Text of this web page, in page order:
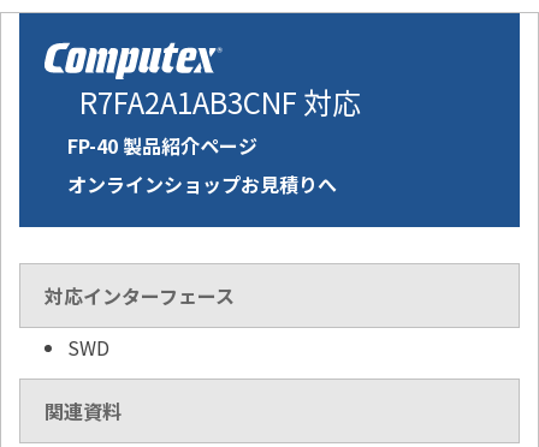
R7FA2A1AB3CNF 対応
FP-40 製品紹介ページ
オンラインショップお見積りへ
対応インターフェース
SWD
関連資料